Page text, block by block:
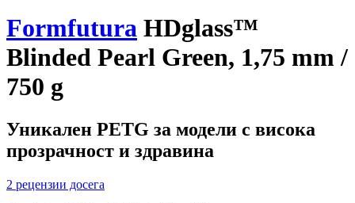
Formfutura HDglass™
Blinded Pearl Green, 1,75 mm /
750 g
Уникален PETG за модели с висока
прозрачност и здравина
2 рецензии досега